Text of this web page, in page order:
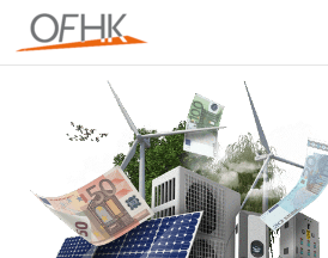
Ondernemers Federatie Hollands Kroon
Home Zoeken Nieuws